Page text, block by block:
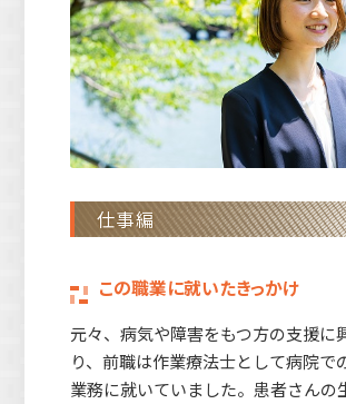
仕事編
この職業に就いたきっかけ
元々、病気や障害をもつ方の支援に
り、前職は作業療法士として病院で
業務に就いていました。患者さんの